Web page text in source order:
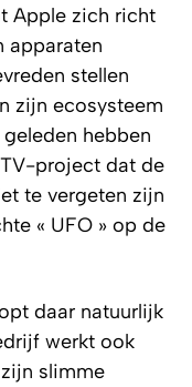
Apple zich richt
apparaten
stellen
zijn ecosysteem
hebben
project dat de
te vergeten zijn
« UFO » op de
daar natuurlijk
werkt ook
slimme